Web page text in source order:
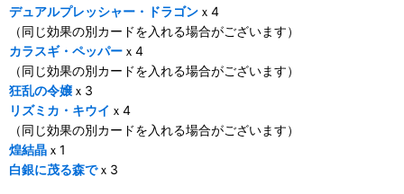
デュアルプレッシャー・ドラゴン ｘ4
（同じ効果の別カードを入れる場合がございます）
カラスギ・ペッパー ｘ4
（同じ効果の別カードを入れる場合がございます）
狂乱の令嬢 ｘ3
リズミカ・キウイ ｘ4
（同じ効果の別カードを入れる場合がございます）
煌結晶 ｘ1
白銀に茂る森でｘ3